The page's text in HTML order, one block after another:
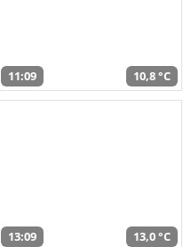
11:09 10,8 °C
13:09 13,0 °C